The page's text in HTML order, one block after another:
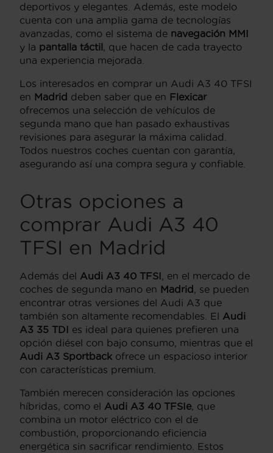
deportivos y elegantes. Además, este modelo
cuenta con una amplia gama de tecnologías
avanzadas, como el sistema de navegación MMI
y la pantalla táctil, que hacen de cada trayecto
una experiencia mejorada.
Los interesados en comprar un Audi A3 40 TFSI
en Madrid deben saber que en Flexicar
ofrecemos una selección de vehículos de
segunda mano que han pasado exhaustivas
revisiones para asegurar la máxima calidad.
Todos nuestros coches cuentan con garantía,
asegurando así una compra segura y confiable.
Otras opciones a
comprar Audi A3 40
TFSI en Madrid
Además del Audi A3 40 TFSI, en el mercado de
coches de segunda mano en Madrid , se pueden
encontrar otras versiones del Audi A3 que
también son altamente recomendables. El Audi
A3 35 TDI es ideal para quienes prefieren una
opción diésel con bajo consumo, mientras que el
Audi A3 Sportback ofrece un espacioso interior
con características premium.
También merecen consideración las opciones
híbridas, como el Audi A3 40 TFSIe, que
combina un motor eléctrico con el de
combustión, proporcionando eficiencia
energética sin sacrificar rendimiento. Estos